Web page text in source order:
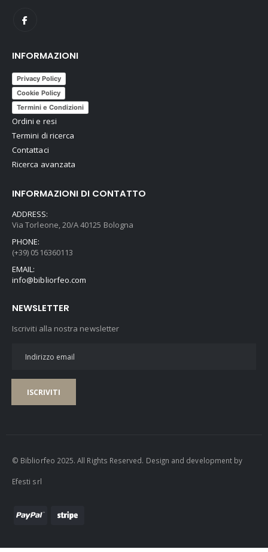
INFORMAZIONI
Privacy Policy
Cookie Policy
Termini e Condizioni
Ordini e resi
Termini di ricerca
Contattaci
Ricerca avanzata
INFORMAZIONI DI CONTATTO
ADDRESS:
Via Torleone, 20/A 40125 Bologna
PHONE:
(+39) 0516360113
EMAIL:
info@bibliorfeo.com
NEWSLETTER
Iscriviti alla nostra newsletter
ISCRIVITI
© Bibliorfeo 2025. All Rights Reserved. Design and development by
Efesti srl